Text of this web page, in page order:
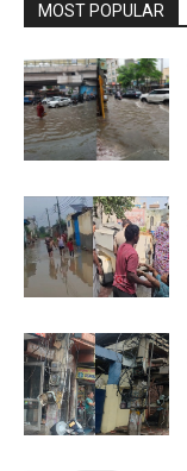
MOST POPULAR